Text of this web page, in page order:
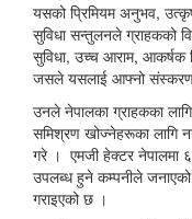
यसको प्रिमियम अनुभव,
सुविधा सन्तुलनले ग्राहकको
सुविधा, उच्च आराम, आकर्षक
जसले यसलाई आफ्नो
उनले नेपालका ग्राहकका लागि
समिश्रण खोज्नेहरूका लागि
गरे । एमजी हेक्टर नेपालमा
उपलब्ध हुने कम्पनीले
गराइएको छ ।